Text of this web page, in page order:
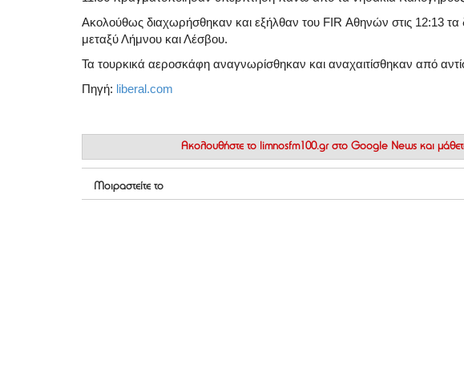
Ακολούθως διαχωρήσθηκαν και εξήλθαν του FIR Αθηνών στις 12:13 τα
μεταξύ Λήμνου και Λέσβου.
Τα τουρκικά αεροσκάφη αναγνωρίσθηκαν και αναχαιτίσθηκαν από
Πηγή: liberal.com
Ακολουθήστε το limnosfm100.gr στο Google News και
Μοιραστείτε το